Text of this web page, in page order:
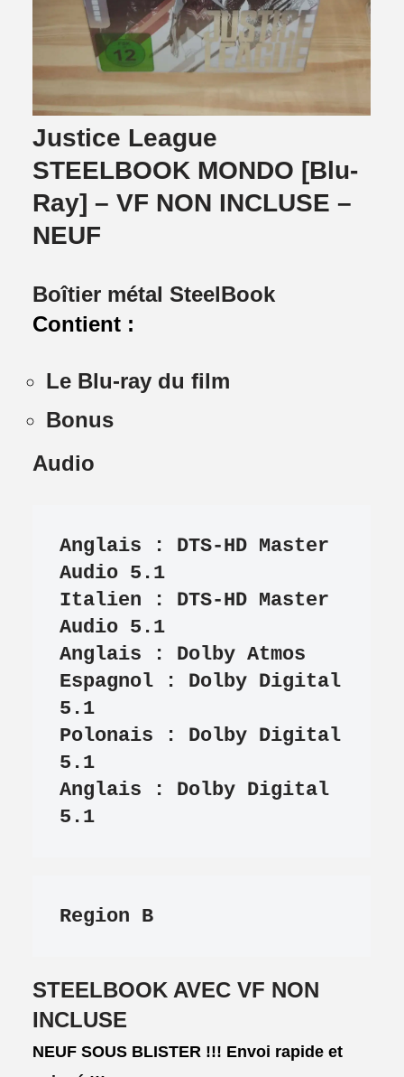
Justice League
STEELBOOK MONDO [Blu-
Ray] – VF NON INCLUSE –
NEUF
Boîtier métal SteelBook
Contient :
Le Blu-ray du film
Bonus
Audio
Anglais : DTS-HD Master
Audio 5.1
Italien : DTS-HD Master
Audio 5.1
Anglais : Dolby Atmos
Espagnol : Dolby Digital
5.1
Polonais : Dolby Digital
5.1
Anglais : Dolby Digital
5.1
Region B
STEELBOOK AVEC VF NON
INCLUSE
NEUF SOUS BLISTER !!! Envoi rapide et